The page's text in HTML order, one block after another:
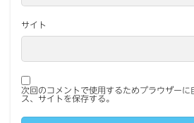
サイト
次回のコメントで使用するためブラウザーに
ス、サイトを保存する。